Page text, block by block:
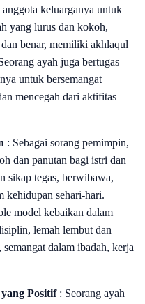
keluarganya untuk
yang lurus dan kokoh,
benar, memiliki akhlaqul
ayah juga bertugas
untuk bersemangat
mencegah dari aktifitas
: Sebagai sorang pemimpin,
dan panutan bagi istri dan
sikap tegas, berwibawa,
kehidupan sehari-hari.
model kebaikan dalam
lemah lembut dan
dalam ibadah, kerja
Positif: Seorang ayah